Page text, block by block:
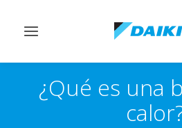
Alternar
¿Qué es una